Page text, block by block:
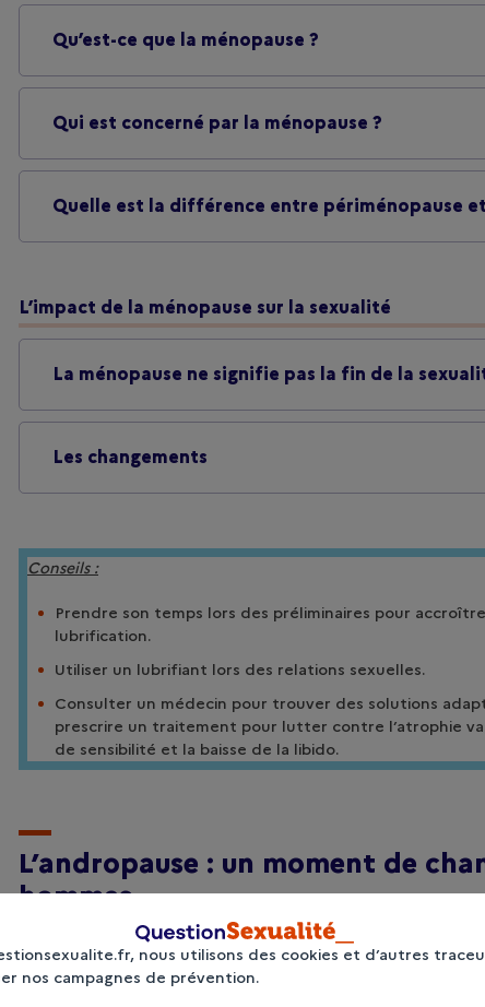
Qu’est-ce que la ménopause ?
Qui est concerné par la ménopause ?
Quelle est la différence entre périménopause
L’impact de la ménopause sur la sexualité
La ménopause ne signifie pas la fin de la
Les changements
Conseils :
Prendre son temps lors des préliminaires pour
lubrification.
Utiliser un lubrifiant lors des relations sexuelles.
Consulter un médecin pour trouver des solutions
prescrire un traitement pour lutter contre l’atrophie
de sensibilité et la baisse de la libido.
L’andropause : un moment de
hommes
Définition
nous utilisons des cookies et d’autres
nos campagnes de prévention.